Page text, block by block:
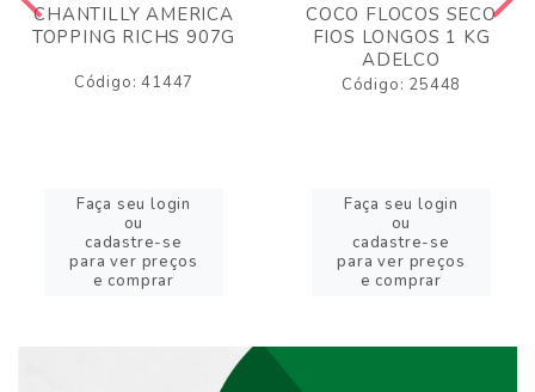
CHANTILLY AMERICA
TOPPING RICHS 907G
Código: 41447
Faça seu login
ou
cadastre-se
para ver preços
e comprar
COCO FLOCOS SECO
FIOS LONGOS 1 KG
ADELCO
Código: 25448
Faça seu login
ou
cadastre-se
para ver preços
e comprar